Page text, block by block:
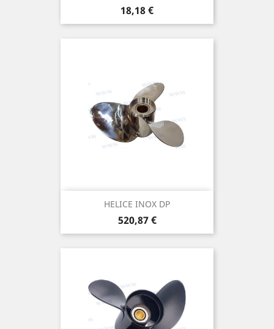
Prix
18,18 €
HELICE INOX DP
Prix
520,87 €